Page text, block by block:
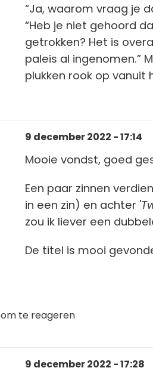
“Ja, waarom vraag je
“Heb je niet gehoord
getrokken? Het is
paleis al ingenomen.”
plukken rook op vanuit
9 december 2022 - 17:14
Mooie vondst, goed
Een paar zinnen
in een zin) en achter '
zou ik liever een
De titel is mooi
om te reageren
9 december 2022 - 17:28